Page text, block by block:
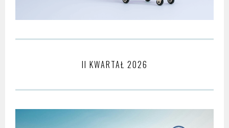
II KWARTAŁ 2026